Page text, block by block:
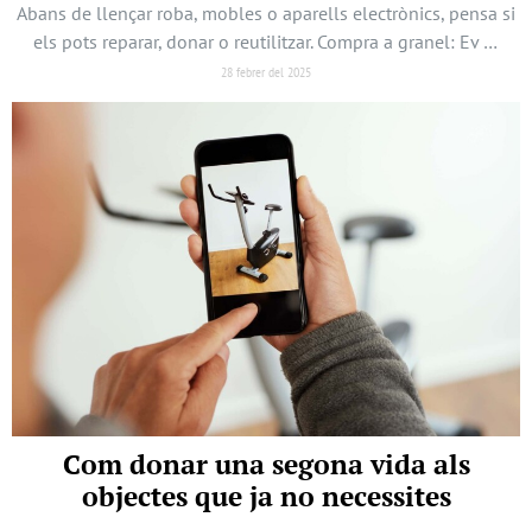
Abans de llençar roba, mobles o aparells electrònics, pensa si
els pots reparar, donar o reutilitzar. Compra a granel: Ev …
28 febrer del 2025
Com donar una segona vida als
objectes que ja no necessites